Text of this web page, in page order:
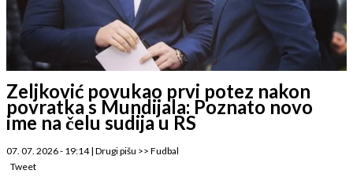
Zeljković povukao prvi potez nakon
povratka s Mundijala: Poznato novo
ime na čelu sudija u RS
07. 07. 2026 - 19:14| Drugi pišu >> Fudbal
Tweet